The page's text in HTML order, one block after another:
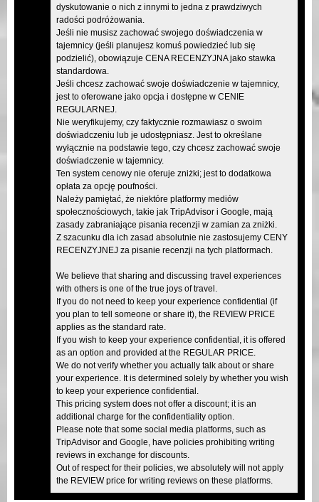
dyskutowanie o nich z innymi to jedna z prawdziwych
radości podróżowania.
Jeśli nie musisz zachować swojego doświadczenia w
tajemnicy (jeśli planujesz komuś powiedzieć lub się
podzielić), obowiązuje CENA RECENZYJNA jako stawka
standardowa.
Jeśli chcesz zachować swoje doświadczenie w tajemnicy,
jest to oferowane jako opcja i dostępne w CENIE
REGULARNEJ.
Nie weryfikujemy, czy faktycznie rozmawiasz o swoim
doświadczeniu lub je udostępniasz. Jest to określane
wyłącznie na podstawie tego, czy chcesz zachować swoje
doświadczenie w tajemnicy.
Ten system cenowy nie oferuje zniżki; jest to dodatkowa
opłata za opcję poufności.
Należy pamiętać, że niektóre platformy mediów
społecznościowych, takie jak TripAdvisor i Google, mają
zasady zabraniające pisania recenzji w zamian za zniżki.
Z szacunku dla ich zasad absolutnie nie zastosujemy CENY
RECENZYJNEJ za pisanie recenzji na tych platformach.
We believe that sharing and discussing travel experiences
with others is one of the true joys of travel.
If you do not need to keep your experience confidential (if
you plan to tell someone or share it), the REVIEW PRICE
applies as the standard rate.
If you wish to keep your experience confidential, it is offered
as an option and provided at the REGULAR PRICE.
We do not verify whether you actually talk about or share
your experience. It is determined solely by whether you wish
to keep your experience confidential.
This pricing system does not offer a discount; it is an
additional charge for the confidentiality option.
Please note that some social media platforms, such as
TripAdvisor and Google, have policies prohibiting writing
reviews in exchange for discounts.
Out of respect for their policies, we absolutely will not apply
the REVIEW price for writing reviews on these platforms.